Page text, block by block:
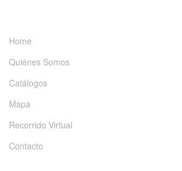
Home
Quiénes Somos
Catálogos
Mapa
Recorrido Virtual
Contacto